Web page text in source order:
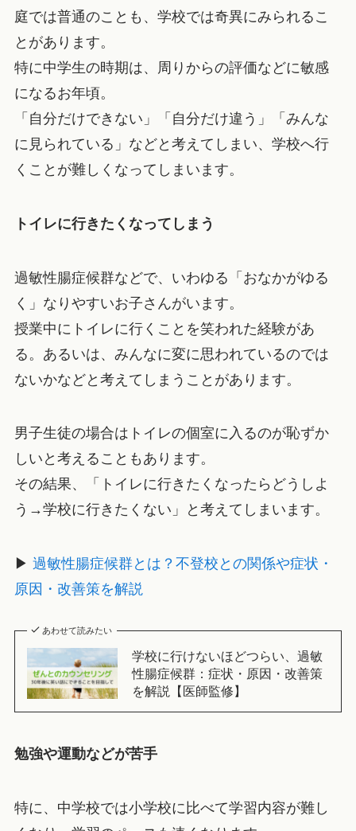
庭では普通のことも、学校では奇異にみられるこ
とがあります。
特に中学生の時期は、周りからの評価などに敏感
になるお年頃。
「自分だけできない」「自分だけ違う」「みんな
に見られている」などと考えてしまい、学校へ行
くことが難しくなってしまいます。
トイレに行きたくなってしまう
過敏性腸症候群などで、いわゆる「おなかがゆる
く」なりやすいお子さんがいます。
授業中にトイレに行くことを笑われた経験があ
る。あるいは、みんなに変に思われているのでは
ないかなどと考えてしまうことがあります。
男子生徒の場合はトイレの個室に入るのが恥ずか
しいと考えることもあります。
その結果、「トイレに行きたくなったらどうしよ
う→学校に行きたくない」と考えてしまいます。
▶ 過敏性腸症候群とは？不登校との関係や症状・
原因・改善策を解説
あわせて読みたい
学校に行けないほどつらい、過敏
性腸症候群：症状・原因・改善策
を解説【医師監修】
勉強や運動などが苦手
特に、中学校では小学校に比べて学習内容が難し